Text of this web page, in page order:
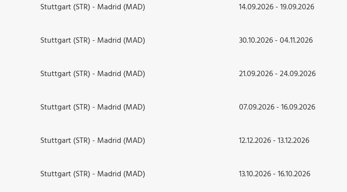
Stuttgart (STR) - Madrid (MAD) 14.09.2026 - 19.09.2026
Stuttgart (STR) - Madrid (MAD) 30.10.2026 - 04.11.2026
Stuttgart (STR) - Madrid (MAD) 21.09.2026 - 24.09.2026
Stuttgart (STR) - Madrid (MAD) 07.09.2026 - 16.09.2026
Stuttgart (STR) - Madrid (MAD) 12.12.2026 - 13.12.2026
Stuttgart (STR) - Madrid (MAD) 13.10.2026 - 16.10.2026